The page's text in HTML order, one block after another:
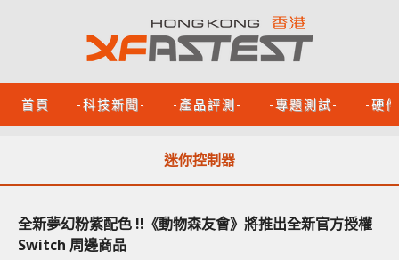
首頁 -科技新聞- -產品評測- -專題測試- -硬
迷你控制器
全新夢幻粉紫配色 !!《動物森友會》將推出全新官方授權
Switch 周邊商品